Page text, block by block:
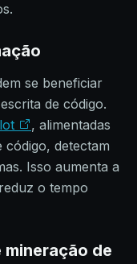
se beneficiar
de código.
, alimentadas
código, detectam
Isso aumenta a
o tempo
de